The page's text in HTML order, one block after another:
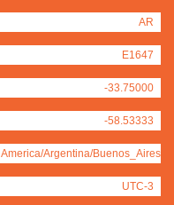
AR
E1647
-33.75000
-58.53333
America/Argentina/Buenos_Aires
UTC-3